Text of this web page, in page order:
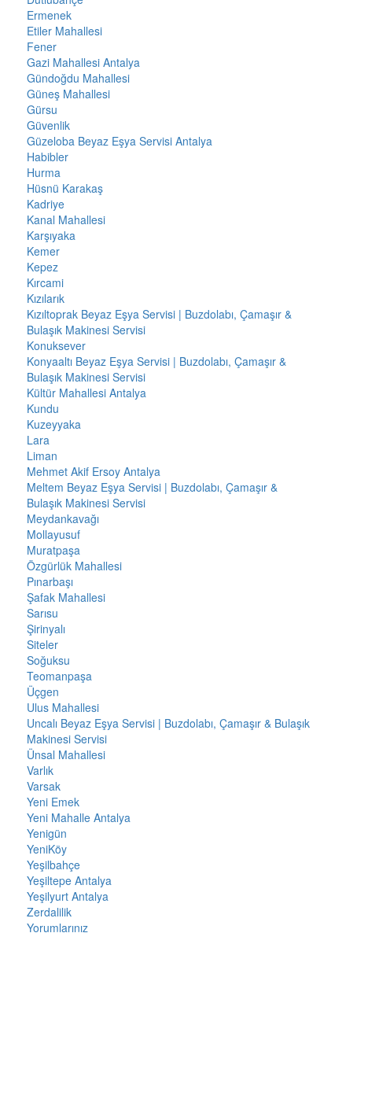
Ermenek
Etiler Mahallesi
Fener
Gazi Mahallesi Antalya
Gündoğdu Mahallesi
Güneş Mahallesi
Gürsu
Güvenlik
Güzeloba Beyaz Eşya Servisi Antalya
Habibler
Hurma
Hüsnü Karakaş
Kadriye
Kanal Mahallesi
Karşıyaka
Kemer
Kepez
Kırcami
Kızılarık
Kızıltoprak Beyaz Eşya Servisi | Buzdolabı, Çamaşır &
Bulaşık Makinesi Servisi
Konuksever
Konyaaltı Beyaz Eşya Servisi | Buzdolabı, Çamaşır &
Bulaşık Makinesi Servisi
Kültür Mahallesi Antalya
Kundu
Kuzeyyaka
Lara
Liman
Mehmet Akif Ersoy Antalya
Meltem Beyaz Eşya Servisi | Buzdolabı, Çamaşır &
Bulaşık Makinesi Servisi
Meydankavağı
Mollayusuf
Muratpaşa
Özgürlük Mahallesi
Pınarbaşı
Şafak Mahallesi
Sarısu
Şirinyalı
Siteler
Soğuksu
Teomanpaşa
Üçgen
Ulus Mahallesi
Uncalı Beyaz Eşya Servisi | Buzdolabı, Çamaşır & Bulaşık
Makinesi Servisi
Ünsal Mahallesi
Varlık
Varsak
Yeni Emek
Yeni Mahalle Antalya
Yenigün
YeniKöy
Yeşilbahçe
Yeşiltepe Antalya
Yeşilyurt Antalya
Zerdalilik
Yorumlarınız